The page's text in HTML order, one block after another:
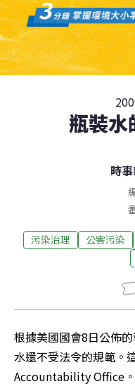
瓶裝水
時
污染治理 公害污染
根據美國國會8日公佈
水還不受法令的規範。
Accountability Office